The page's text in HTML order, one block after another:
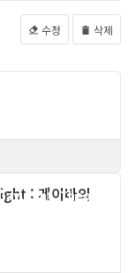
수정 삭제
right, Theory
: 게이바의